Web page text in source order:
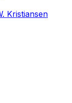
Kristiansen